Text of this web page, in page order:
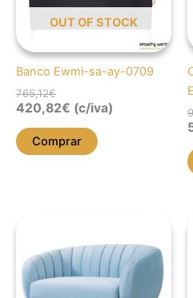
OUT OF STOCK
Banco Ewmi-sa-ay-0709
765,12€
420,82€ (c/iva)
Comprar